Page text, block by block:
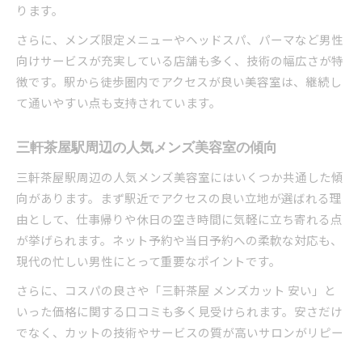
ります。
さらに、メンズ限定メニューやヘッドスパ、パーマなど男性
向けサービスが充実している店舗も多く、技術の幅広さが特
徴です。駅から徒歩圏内でアクセスが良い美容室は、継続し
て通いやすい点も支持されています。
三軒茶屋駅周辺の人気メンズ美容室の傾向
三軒茶屋駅周辺の人気メンズ美容室にはいくつか共通した傾
向があります。まず駅近でアクセスの良い立地が選ばれる理
由として、仕事帰りや休日の空き時間に気軽に立ち寄れる点
が挙げられます。ネット予約や当日予約への柔軟な対応も、
現代の忙しい男性にとって重要なポイントです。
さらに、コスパの良さや「三軒茶屋 メンズカット 安い」と
いった価格に関する口コミも多く見受けられます。安さだけ
でなく、カットの技術やサービスの質が高いサロンがリピー